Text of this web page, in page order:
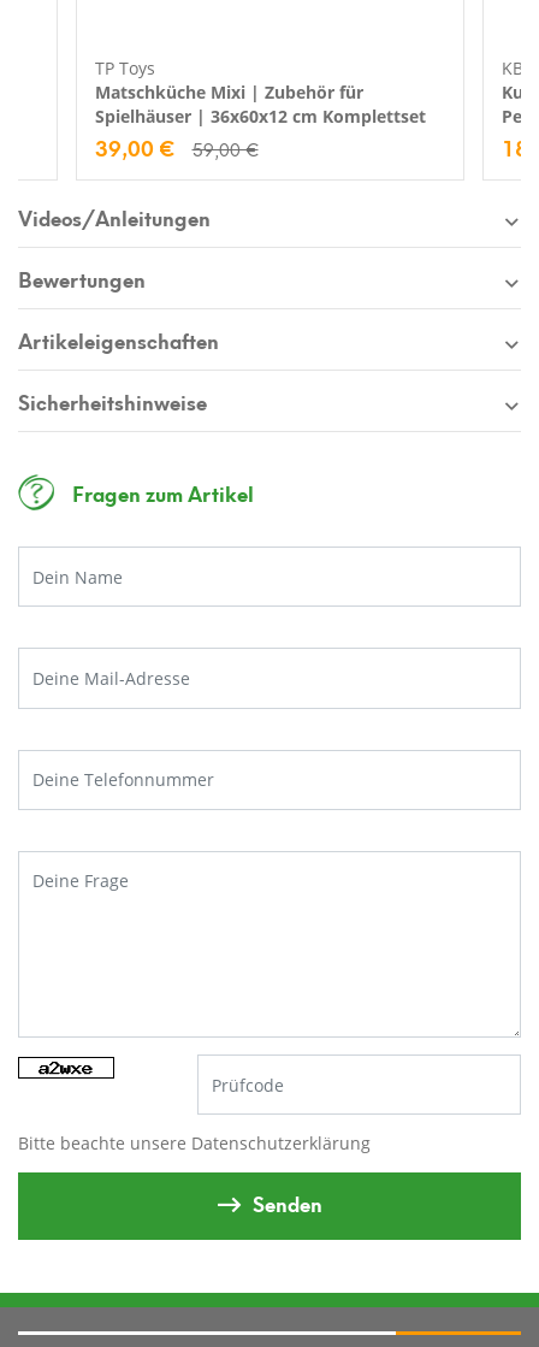
TP Toys
Matschküche Mixi | Zubehör für
Spielhäuser | 36x60x12 cm Komplettset
39,00 € 59,00 €
KBT
Videos/Anleitungen
Bewertungen
Artikeleigenschaften
Sicherheitshinweise
Fragen zum Artikel
Bitte beachte unsere Datenschutzerklärung
Senden
Jetzt 10€ Gutschein sichern